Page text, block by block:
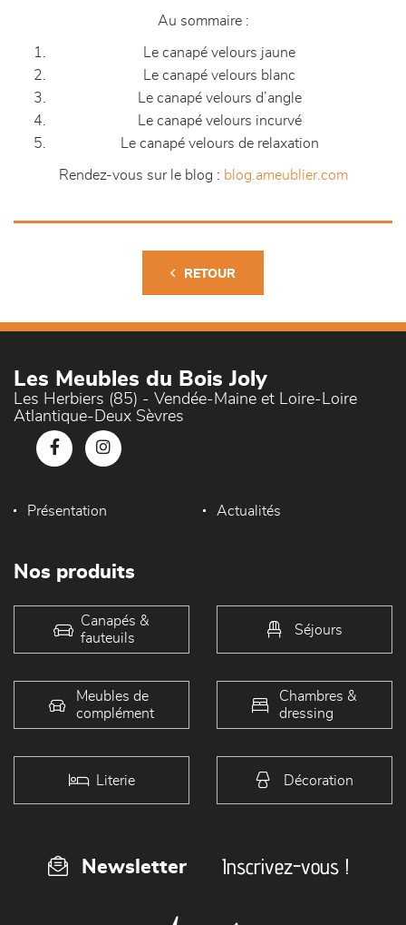
Au sommaire :
Le canapé velours jaune
Le canapé velours blanc
Le canapé velours d’angle
Le canapé velours incurvé
Le canapé velours de relaxation
Rendez-vous sur le blog : blog.ameublier.com
RETOUR
Les Meubles du Bois Joly
Les Herbiers (85) - Vendée-Maine et Loire-Loire
Atlantique-Deux Sèvres
Présentation Actualités
Nos produits
Canapés &
fauteuils
Séjours
Meubles de
complément
Chambres &
dressing
Literie Décoration
Newsletter Inscrivez-vous !